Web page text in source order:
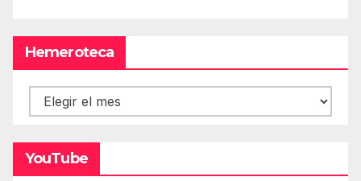
Hemeroteca
Hemeroteca
YouTube